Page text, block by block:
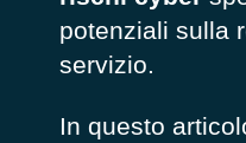
potenziali sulla
servizio.
In questo